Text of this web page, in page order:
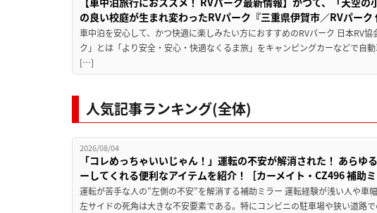
の良い校庭が生まれ変わったRVパーク『三重県伊賀市／RVパーク
車中泊を安心して、かつ快適に楽しみたい方におすすめのRVパーク 日本RV協
ク」とは「より安全・安心・快適なくるま旅」をキャンピングカーなどで自
[…]
人気記事ランキング(全体)
2026/08/04
「コレめっちゃいいじゃん！」運転の不安が解消された！ あらゆ
ーしてくれる便利なアイテムを紹介！［カーメイト・CZ496 補助ミ
運転が苦手な人の”左側の不安”を解消する補助ミラー 運転経験が浅い人や車
左サイドの死角は大きな不安要素である。特にコンビニの駐車場や狭い道路